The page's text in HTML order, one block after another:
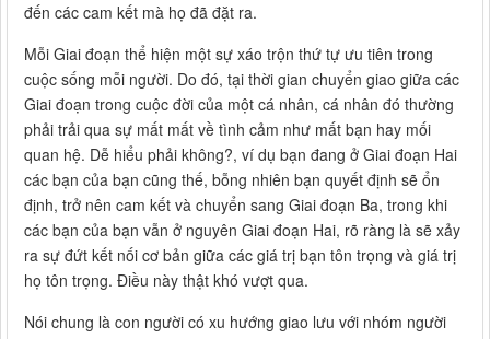
đến các cam kết mà họ đã đặt ra.
Mỗi Giai đoạn thể hiện một sự xáo trộn thứ tự ưu tiên trong
cuộc sống mỗi người. Do đó, tại thời gian chuyển giao giữa các
Giai đoạn trong cuộc đời của một cá nhân, cá nhân đó thường
phải trải qua sự mất mất về tình cảm như mất bạn hay mối
quan hệ. Dễ hiểu phải không?, ví dụ bạn đang ở Giai đoạn Hai
các bạn của bạn cũng thế, bỗng nhiên bạn quyết định sẽ ổn
định, trở nên cam kết và chuyển sang Giai đoạn Ba, trong khi
các bạn của bạn vẫn ở nguyên Giai đoạn Hai, rõ ràng là sẽ xảy
ra sự đứt kết nối cơ bản giữa các giá trị bạn tôn trọng và giá trị
họ tôn trọng. Điều này thật khó vượt qua.
Nói chung là con người có xu hướng giao lưu với nhóm người